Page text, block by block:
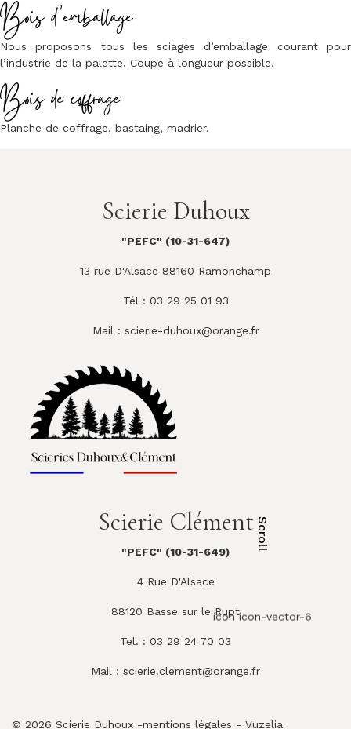
Scroll
icon icon-vector-6
Bois d’emballage
Nous proposons tous les sciages d’emballage courant pour
l’industrie de la palette. Coupe à longueur possible.
Bois de coffrage
Planche de coffrage, bastaing, madrier.
Scierie Duhoux
"PEFC" (10-31-647)
13 rue D'Alsace 88160 Ramonchamp
Tél : 03 29 25 01 93
Mail : scierie-duhoux@orange.fr
Scierie Clément
"PEFC" (10-31-649)
4 Rue D'Alsace
88120 Basse sur le Rupt
Tel. : 03 29 24 70 03
Mail : scierie.clement@orange.fr
© 2026 Scierie Duhoux -mentions légales - Vuzelia